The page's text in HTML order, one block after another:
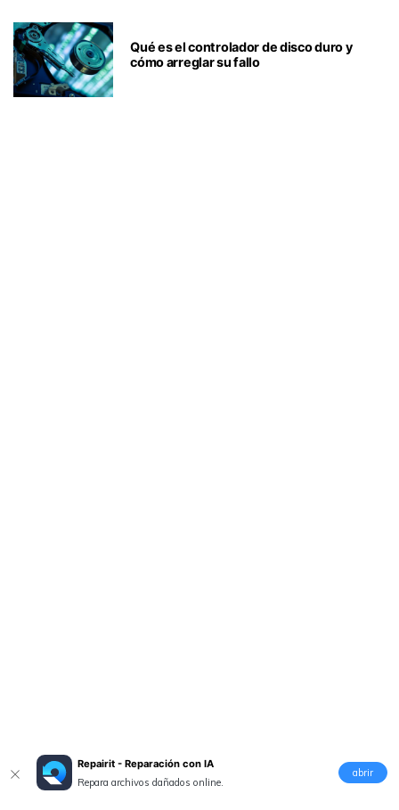
Repairit - Reparación con IA
Repara archivos dañados online.
abrir
Qué es el controlador de disco duro y
cómo arreglar su fallo